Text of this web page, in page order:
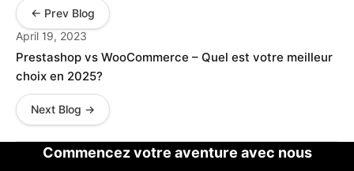
← Prev Blog
April 19, 2023
Prestashop vs WooCommerce – Quel est votre meilleur
choix en 2025?
Next Blog →
Commencez votre aventure avec nous